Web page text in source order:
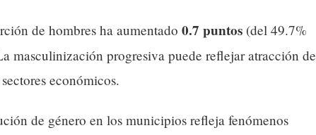
de hombres ha aumentado 0.7 puntos (del 49.7%
masculinización progresiva puede reflejar atracción de
económicos.
de género en los municipios refleja fenómenos